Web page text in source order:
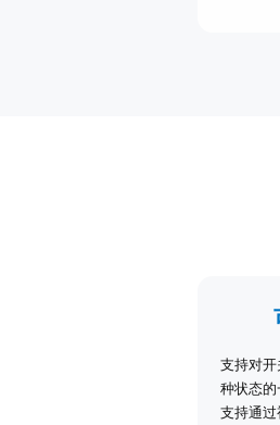
支持对
种状态的
支持通